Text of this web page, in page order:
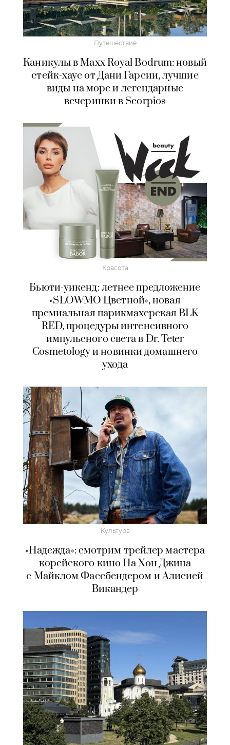
Путешествие
Каникулы в Maxx Royal Bodrum: новый
стейк-хаус от Дани Гарсии, лучшие
виды на море и легендарные
вечеринки в Scorpios
Красота
Бьюти-уикенд: летнее предложение
«SLOWMO Цветной», новая
премиальная парикмахерская BLK
RED, процедуры интенсивного
импульсного света в Dr. Teter
Cosmetology и новинки домашнего
ухода
Культура
«Надежда»: смотрим трейлер мастера
корейского кино На Хон Джина
с Майклом Фассбендером и Алисией
Викандер